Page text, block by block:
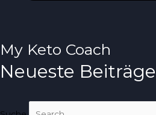
My Keto Coach
Neueste Beiträge